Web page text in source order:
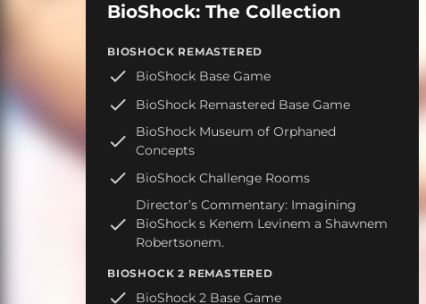
BioShock: The Collection
BIOSHOCK REMASTERED
BioShock Base Game
BioShock Remastered Base Game
BioShock Museum of Orphaned
Concepts
BioShock Challenge Rooms
Director’s Commentary: Imagining
BioShock s Kenem Levinem a Shawnem
Robertsonem.
BIOSHOCK 2 REMASTERED
BioShock 2 Base Game